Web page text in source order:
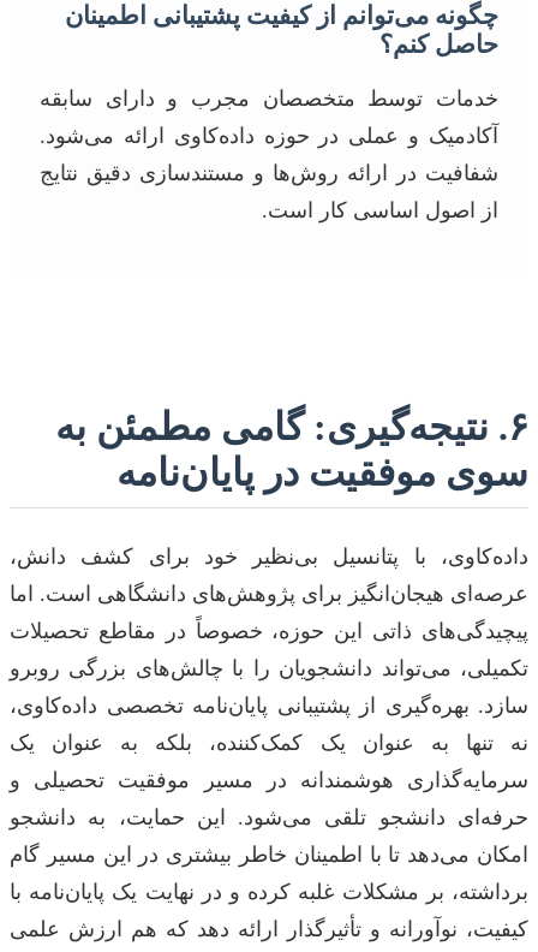
چگونه می‌توانم از کیفیت پشتیبانی اطمینان
حاصل کنم؟
خدمات توسط متخصصان مجرب و دارای سابقه
آکادمیک و عملی در حوزه داده‌کاوی ارائه می‌شود.
شفافیت در ارائه روش‌ها و مستندسازی دقیق نتایج
از اصول اساسی کار است.
۶. نتیجه‌گیری: گامی مطمئن به
سوی موفقیت در پایان‌نامه
داده‌کاوی، با پتانسیل بی‌نظیر خود برای کشف دانش،
عرصه‌ای هیجان‌انگیز برای پژوهش‌های دانشگاهی است. اما
پیچیدگی‌های ذاتی این حوزه، خصوصاً در مقاطع تحصیلات
تکمیلی، می‌تواند دانشجویان را با چالش‌های بزرگی روبرو
سازد. بهره‌گیری از پشتیبانی پایان‌نامه تخصصی داده‌کاوی،
نه تنها به عنوان یک کمک‌کننده، بلکه به عنوان یک
سرمایه‌گذاری هوشمندانه در مسیر موفقیت تحصیلی و
حرفه‌ای دانشجو تلقی می‌شود. این حمایت، به دانشجو
امکان می‌دهد تا با اطمینان خاطر بیشتری در این مسیر گام
برداشته، بر مشکلات غلبه کرده و در نهایت یک پایان‌نامه با
کیفیت، نوآورانه و تأثیرگذار ارائه دهد که هم ارزش علمی